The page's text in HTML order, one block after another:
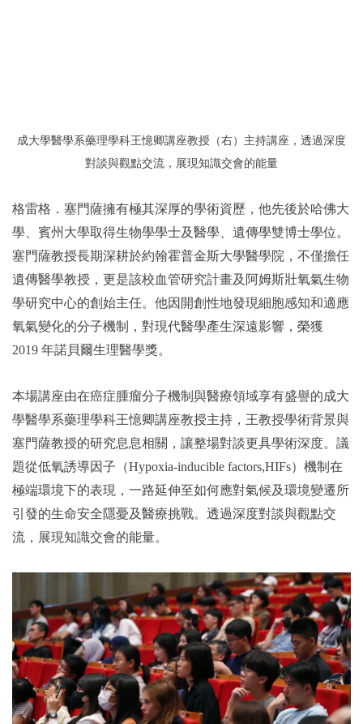
成大學醫學系藥理學科王憶卿講座教授（右）主持講座，透過深度
對談與觀點交流，展現知識交會的能量
格雷格．塞門薩擁有極其深厚的學術資歷，他先後於哈佛大
學、賓州大學取得生物學學士及醫學、遺傳學雙博士學位。
塞門薩教授長期深耕於約翰霍普金斯大學醫學院，不僅擔任
遺傳醫學教授，更是該校血管研究計畫及阿姆斯壯氧氣生物
學研究中心的創始主任。他因開創性地發現細胞感知和適應
氧氣變化的分子機制，對現代醫學產生深遠影響，榮獲
2019 年諾貝爾生理醫學獎。
本場講座由在癌症腫瘤分子機制與醫療領域享有盛譽的成大
學醫學系藥理學科王憶卿講座教授主持，王教授學術背景與
塞門薩教授的研究息息相關，讓整場對談更具學術深度。議
題從低氧誘導因子（Hypoxia-inducible factors,HIFs）機制在
極端環境下的表現，一路延伸至如何應對氣候及環境變遷所
引發的生命安全隱憂及醫療挑戰。透過深度對談與觀點交
流，展現知識交會的能量。